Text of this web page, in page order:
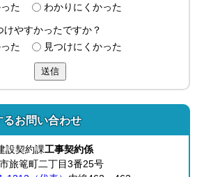
た
わかりにくかった
けやすかったですか？
た
見つけにくかった
送信
るお問い合わせ
設契約課工事契約係
旅篭町二丁目3番25号